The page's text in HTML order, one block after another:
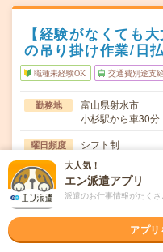
【経験がなくても
の吊り掛け作業/日
職種未経験OK 交通費別途支
勤務地
富山県射水市
小杉駅から車30分
曜日頻度 シフト制
時間 08:20～17:00
期間 長期でお仕事でき
時給1200円
交通費
大人気！
エン派遣アプリ
派遣のお仕事情報がたく
アプ